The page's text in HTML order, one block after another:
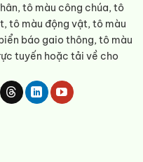
tô màu công chúa, tô
tô màu động vật, tô màu
báo gaio thông, tô màu
tuyến hoặc tải về cho